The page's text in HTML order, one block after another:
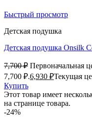
Быстрый просмотр
Детская подушка
Детская подушка Onsilk
7,700₽ Первоначальная
7,700 ₽.6,930 ₽Текущая
Купить
Этот товар имеет
на странице товара.
-24%